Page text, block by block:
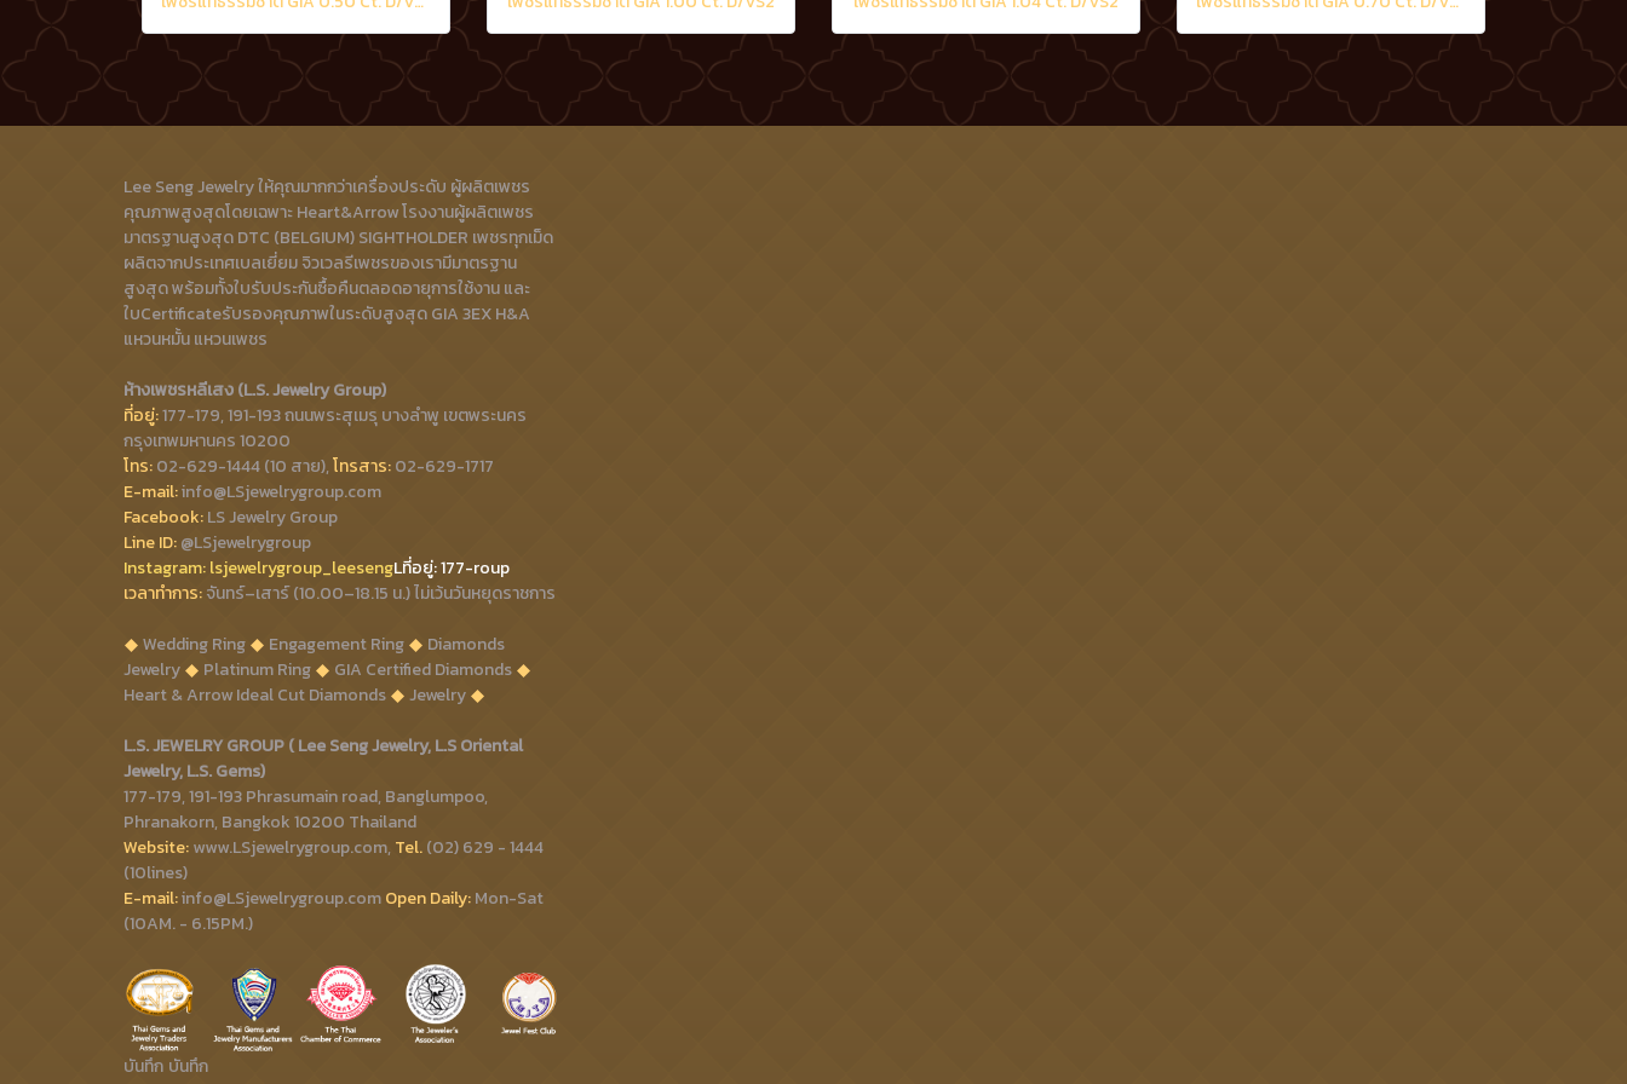
Lee Seng Jewelry ให้คุณมากกว่าเครื่องประดับ ผู้ผลิตเพชร
คุณภาพสูงสุดโดยเฉพาะ Heart&Arrow โรงงานผู้ผลิตเพชร
มาตรฐานสูงสุด DTC (BELGIUM) SIGHTHOLDER เพชรทุกเม็ด
ผลิตจากประเทศเบลเยี่ยม จิวเวลรีเพชรของเรามีมาตรฐาน
สูงสุด พร้อมทั้งใบรับประกันซื้อคืนตลอดอายุการใช้งาน และ
ใบCertificateรับรองคุณภาพในระดับสูงสุด GIA 3EX H&A
แหวนหมั้น แหวนเพชร
ห้างเพชรหลีเสง (L.S. Jewelry Group)
ที่อยู่:177-179, 191-193 ถนนพระสุเมรุ บางลำพู เขตพระนคร
กรุงเทพมหานคร 10200
โทร:02-629-1444 (10 สาย),โทรสาร:02-629-1717
E-mail:info@LSjewelrygroup.com
Facebook:LS Jewelry Group
Line ID:@LSjewelrygroup
Instagram:lsjewelrygroup_leesengLที่อยู่: 177-roup
เวลาทำการ:จันทร์–เสาร์ (10.00–18.15 น.) ไม่เว้นวันหยุดราชการ
Wedding Ring
Engagement Ring
Diamonds
Jewelry
Platinum Ring
GIA Certified Diamonds
Heart & Arrow Ideal Cut Diamonds
Jewelry
L.S. JEWELRY GROUP ( Lee Seng Jewelry, L.S Oriental
Jewelry, L.S. Gems)
177-179, 191-193 Phrasumain road, Banglumpoo,
Phranakorn, Bangkok 10200 Thailand
Website:www.LSjewelrygroup.com, Tel.(02) 629 - 1444
(10lines)
E-mail:info@LSjewelrygroup.comOpen Daily:Mon-Sat
(10AM. - 6.15PM.)
บันทึก บันทึก